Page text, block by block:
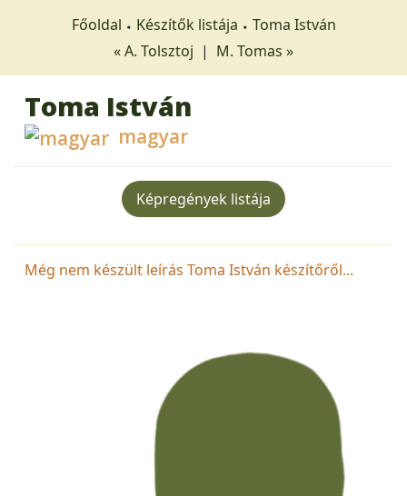
Főoldal Készítők listája
Toma István
« A. Tolsztoj | M. Tomas »
Toma István
magyar
Képregények listája
Még nem készült leírás Toma István készítőről...